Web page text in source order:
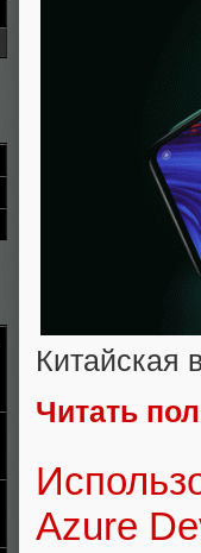
Китайская
Читать
Azure